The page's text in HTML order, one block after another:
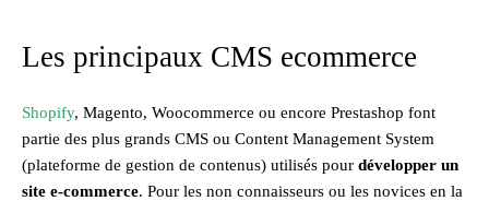
Les principaux CMS ecommerce
Shopify, Magento, Woocommerce ou encore Prestashop font
partie des plus grands CMS ou Content Management System
(plateforme de gestion de contenus) utilisés pour développer un
site e-commerce. Pour les non connaisseurs ou les novices en la